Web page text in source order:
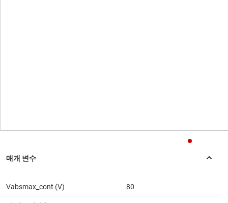
Vabsmax_cont (V) 80